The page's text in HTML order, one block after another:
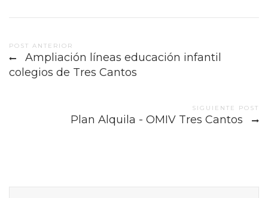
Post
navigation
POST ANTERIOR
Ampliación líneas educación infantil
colegios de Tres Cantos
SIGUIENTE POST
Plan Alquila - OMIV Tres Cantos